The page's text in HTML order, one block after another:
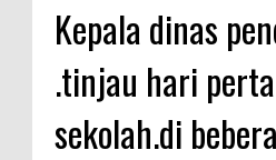
Kepala dinas
.tinjau hari
sekolah.di